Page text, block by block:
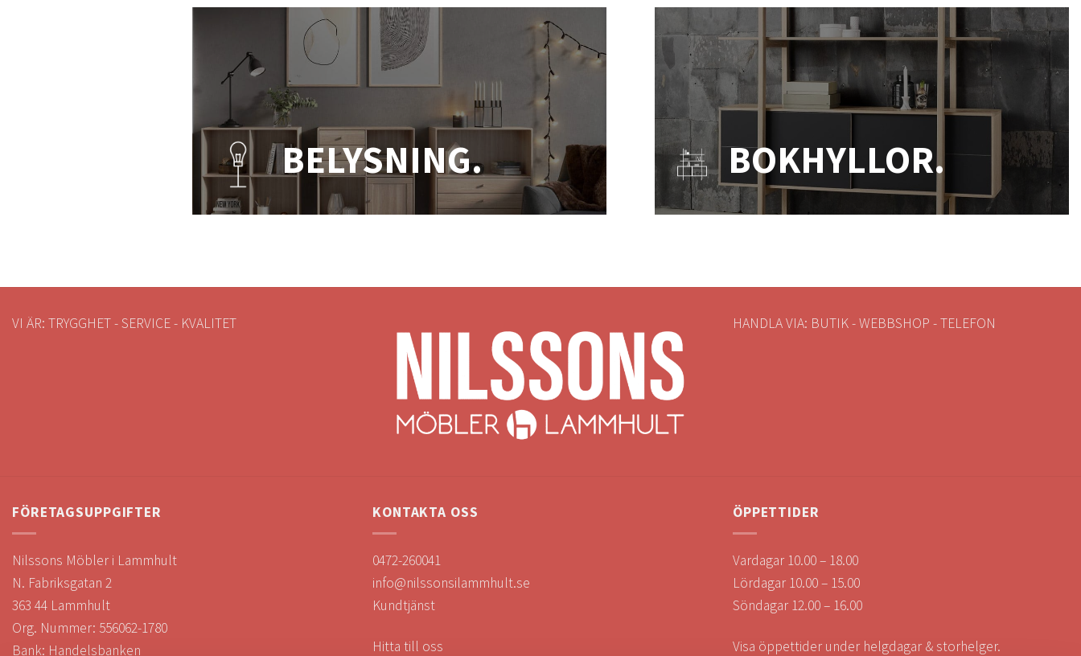
BELYSNING. BOKHYLLOR.
VI ÄR: TRYGGHET - SERVICE - KVALITET HANDLA VIA: BUTIK - WEBBSHOP - TELEFON
FÖRETAGSUPPGIFTER
Nilssons Möbler i Lammhult
N. Fabriksgatan 2
363 44 Lammhult
Org. Nummer: 556062-1780
Bank: Handelsbanken
KONTAKTA OSS
0472-260041
info@nilssonsilammhult.se
Kundtjänst
Hitta till oss
ÖPPETTIDER
Vardagar 10.00 – 18.00
Lördagar 10.00 – 15.00
Söndagar 12.00 – 16.00
Visa öppettider under helgdagar & storhelger.